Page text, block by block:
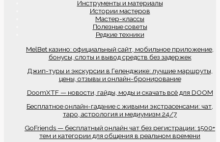
Инструменты и материалы
Истории мастеров
Мастер-классы
Полезные советы
Редкие техники
MelBet казино: официальный сайт, мобильное приложение,
бонусы, слоты и вывод средств без задержек
Джип-туры и экскурсии в Геленджике: лучшие маршруты,
цены, отзывы и онлайн-бронирование
DoomXTF — новости, гайды, моды и скачать всё для DOOM
Бесплатное онлайн-гадание с живыми экстрасенсами: чат,
таро, астрология и медиумизм 24/7
GoFriends — бесплатный онлайн чат без регистрации: 1500+
тем и категории для общения в реальном времени